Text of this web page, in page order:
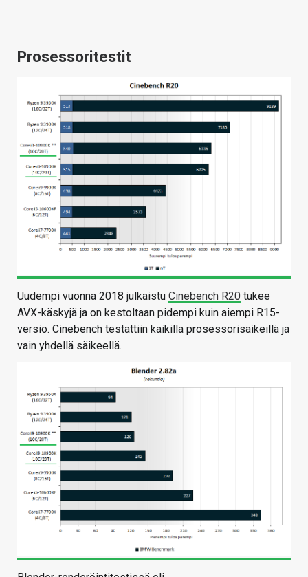
Prosessoritestit
Uudempi vuonna 2018 julkaistu Cinebench R20 tukee
AVX-käskyjä ja on kestoltaan pidempi kuin aiempi R15-
versio. Cinebench testattiin kaikilla prosessorisäikeillä ja
vain yhdellä säikeellä.